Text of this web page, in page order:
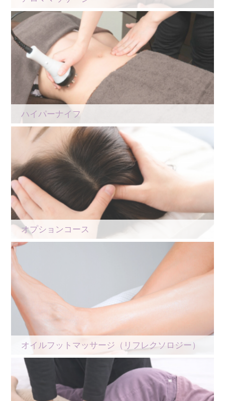
ハイパーナイフ
オプションコース
オイルフットマッサージ（リフレクソロジー）